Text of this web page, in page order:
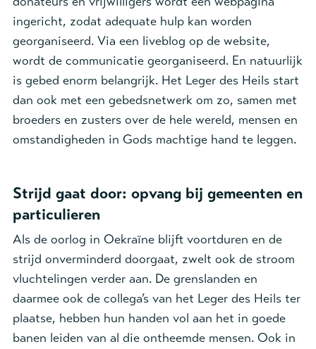
ingericht, zodat adequate hulp kan worden
georganiseerd. Via een liveblog op de website,
wordt de communicatie georganiseerd. En natuurlijk
is gebed enorm belangrijk. Het Leger des Heils start
dan ook met een gebedsnetwerk om zo, samen met
broeders en zusters over de hele wereld, mensen en
omstandigheden in Gods machtige hand te leggen.
Strijd gaat door: opvang bij gemeenten en
particulieren
Als de oorlog in Oekraïne blijft voortduren en de
strijd onverminderd doorgaat, zwelt ook de stroom
vluchtelingen verder aan. De grenslanden en
daarmee ook de collega’s van het Leger des Heils ter
plaatse, hebben hun handen vol aan het in goede
banen leiden van al die ontheemde mensen. Ook in